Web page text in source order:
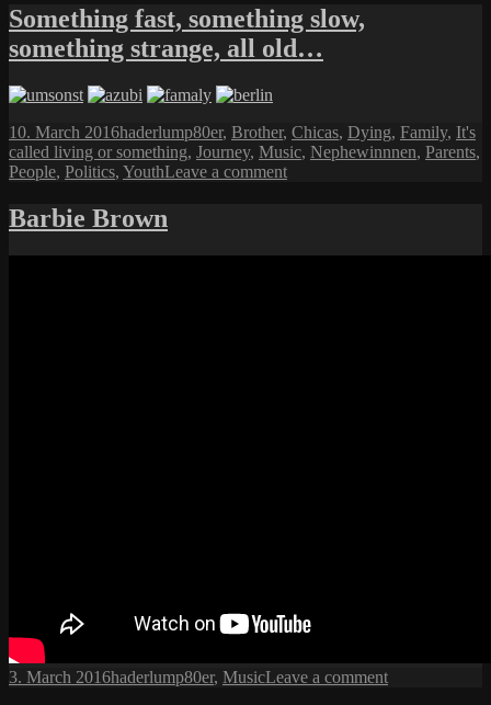
Lauper
Something fast, something slow,
something strange, all old…
Posted
on
10. March 2016Author
haderlumpCategories
80er, Brother, Chicas, Dying, Family, It's
called living or something, Journey, Music, Nephewinnnen, Parents,
People, Politics, YouthLeave a commenton
Barbie Brown
Posted
3. March 2016Author
haderlumpCategories
80er, MusicLeave a commenton